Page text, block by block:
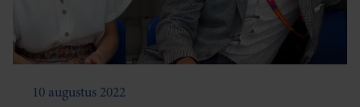
10 augustus 2022